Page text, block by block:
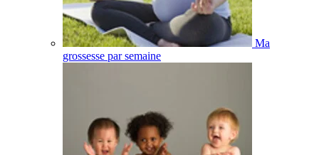
Ma
grossesse par semaine